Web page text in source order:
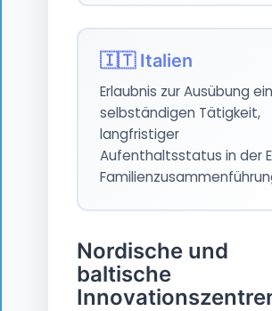
🇮🇹 Italien
Erlaubnis zur Ausübung
selbständigen Tätigkeit,
langfristiger
Aufenthaltsstatus in der
Nordische und
baltische